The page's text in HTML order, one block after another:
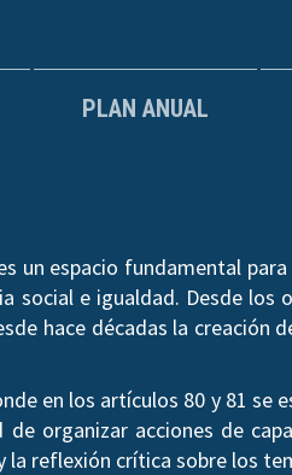
PLAN ANUAL
un espacio fundamental
e igualdad. Desde los
hace décadas la creación
en los artículos 80 y 81 se
organizar acciones de
reflexión crítica sobre los